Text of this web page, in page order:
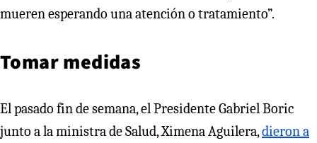
mueren esperando una atención o tratamiento”.
Tomar medidas
El pasado fin de semana, el Presidente Gabriel Boric
junto a la ministra de Salud, Ximena Aguilera,dieron a